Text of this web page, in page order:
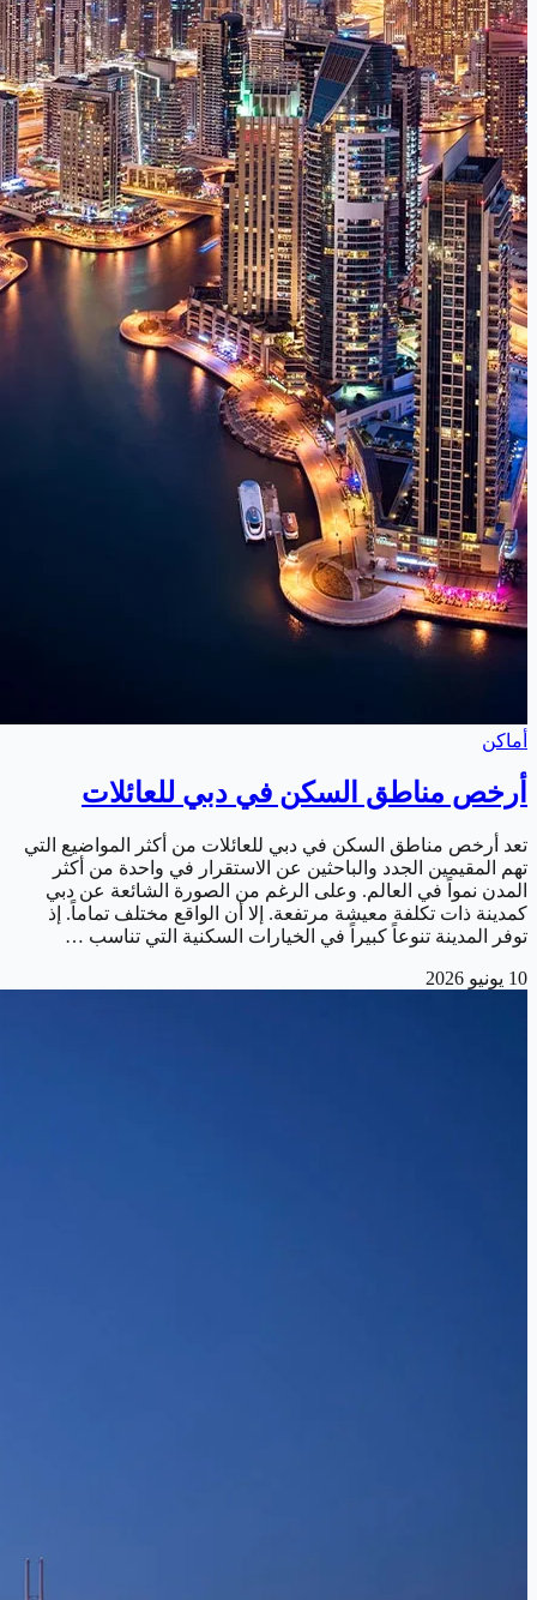
أماكن
أرخص مناطق السكن في دبي للعائلات
تعد أرخص مناطق السكن في دبي للعائلات من أكثر المواضيع التي
تهم المقيمين الجدد والباحثين عن الاستقرار في واحدة من أكثر
المدن نمواً في العالم. وعلى الرغم من الصورة الشائعة عن دبي
كمدينة ذات تكلفة معيشة مرتفعة. إلا أن الواقع مختلف تماماً. إذ
توفر المدينة تنوعاً كبيراً في الخيارات السكنية التي تناسب …
10 يونيو 2026